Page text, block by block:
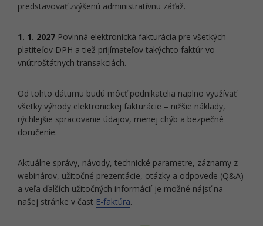
predstavovať zvýšenú administratívnu záťaž.
1. 1. 2027 Povinná elektronická fakturácia pre všetkých
platiteľov DPH a tiež prijímateľov takýchto faktúr vo
vnútroštátnych transakciách.
Od tohto dátumu budú môcť podnikatelia naplno využívať
všetky výhody elektronickej fakturácie – nižšie náklady,
rýchlejšie spracovanie údajov, menej chýb a bezpečné
doručenie.
Aktuálne správy, návody, technické parametre, záznamy z
webinárov, užitočné prezentácie, otázky a odpovede (Q&A)
a veľa ďalších užitočných informácií je možné nájsť na
našej stránke v čast E-faktúra.